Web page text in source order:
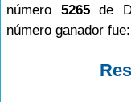
número 5265de
número ganador fue: